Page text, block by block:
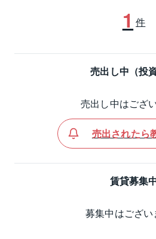
1 件
売出し中（投
売出し中はござ
売出されたら
賃貸募集
募集中はござい